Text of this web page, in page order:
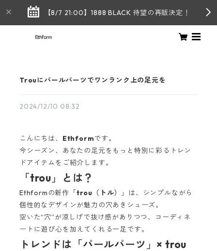
【8/7 21:00】1888 BLACK 待望の再販決定！
Trouにパールパーツでワンランク上の足元を
2024/12/10 08:32
こんにちは、 Ethformです。
今シーズン、あなたの足元をもっと特別に彩るトレン
ドアイテムをご紹介します。
「trou」とは？
Ethformの新作「trou（トル）
」は、シンプルながら
個性的なデザインが魅力の穴あきシューズ。
空いた“穴”が涼しげで抜け感がありつつ、コーディネ
ートに遊び心を加えてくれる一足です。
トレンドは「パールパーツ」× trou